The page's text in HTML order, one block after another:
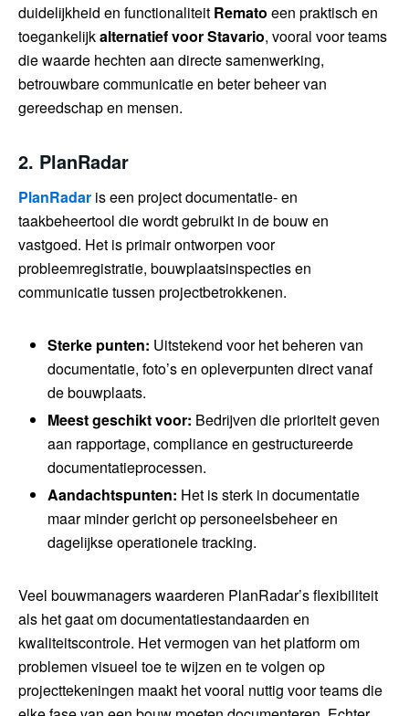
duidelijkheid en functionaliteit Remato een praktisch en
toegankelijkalternatief voor Stavario, vooral voor teams
die waarde hechten aan directe samenwerking,
betrouwbare communicatie en beter beheer van
gereedschap en mensen.
2. PlanRadar
PlanRadar is een project documentatie- en
taakbeheertool die wordt gebruikt in de bouw en
vastgoed. Het is primair ontworpen voor
probleemregistratie, bouwplaatsinspecties en
communicatie tussen projectbetrokkenen.
Sterke punten: Uitstekend voor het beheren van
documentatie, foto’s en opleverpunten direct vanaf
de bouwplaats.
Meest geschikt voor: Bedrijven die prioriteit geven
aan rapportage, compliance en gestructureerde
documentatieprocessen.
Aandachtspunten: Het is sterk in documentatie
maar minder gericht op personeelsbeheer en
dagelijkse operationele tracking.
Veel bouwmanagers waarderen PlanRadar’s flexibiliteit
als het gaat om documentatiestandaarden en
kwaliteitscontrole. Het vermogen van het platform om
problemen visueel toe te wijzen en te volgen op
projecttekeningen maakt het vooral nuttig voor teams die